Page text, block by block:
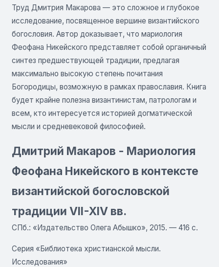
Труд Дмитрия Макарова — это сложное и глубокое
исследование, посвященное вершине византийского
богословия. Автор доказывает, что мариология
Феофана Никейского представляет собой органичный
синтез предшествующей традиции, предлагая
максимально высокую степень почитания
Богородицы, возможную в рамках православия. Книга
будет крайне полезна византинистам, патрологам и
всем, кто интересуется историей догматической
мысли и средневековой философией.
Дмитрий Макаров - Мариология
Феофана Никейского в контексте
византийской богословской
традиции VII-XIV вв.
СПб.: «Издательство Олега Абышко», 2015. — 416 с.
Серия «Библиотека христианской мысли.
Исследования»